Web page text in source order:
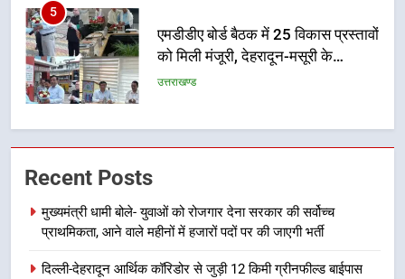
6
मुख्यमंत्री पुष्कर सिंह धामी के दिशा-निर्देशों
में पीएम आवास योजना (शहरी) की प्रगति
7
गिरफ्तार
उत्तराखण्ड
8
Recent Posts
मुख्यमंत्री धामी बोले- युवाओं को रोजगार देना सरकार की सर्वोच्च
प्राथमिकता, आने वाले महीनों में हजारों पदों पर की जाएगी भर्ती
दिल्ली-देहरादून आर्थिक कॉरिडोर से जुड़ी 12 किमी ग्रीनफील्ड बाईपास